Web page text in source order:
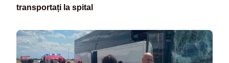
transportați la spital